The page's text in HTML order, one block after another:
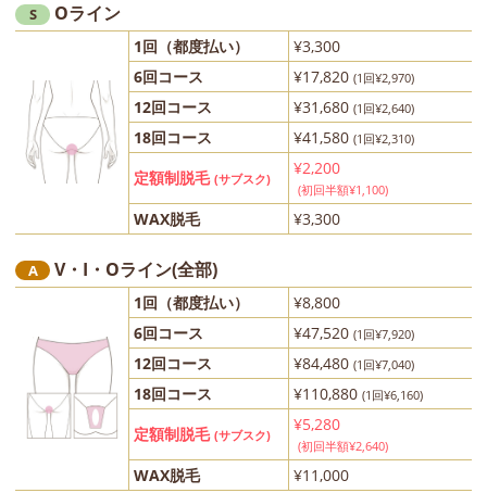
S Oライン
1回（都度払い）
¥3,300
6回コース
¥17,820 (1回¥2,970)
12回コース ¥31,680 (1回¥2,640)
18回コース ¥41,580 (1回¥2,310)
定額制脱毛 (サブスク)
¥2,200
(初回半額¥1,100)
WAX脱毛 ¥3,300
A V・I・Oライン(全部)
1回（都度払い）
¥8,800
6回コース
¥47,520 (1回¥7,920)
12回コース ¥84,480 (1回¥7,040)
18回コース ¥110,880 (1回¥6,160)
定額制脱毛 (サブスク)
¥5,280
(初回半額¥2,640)
WAX脱毛 ¥11,000